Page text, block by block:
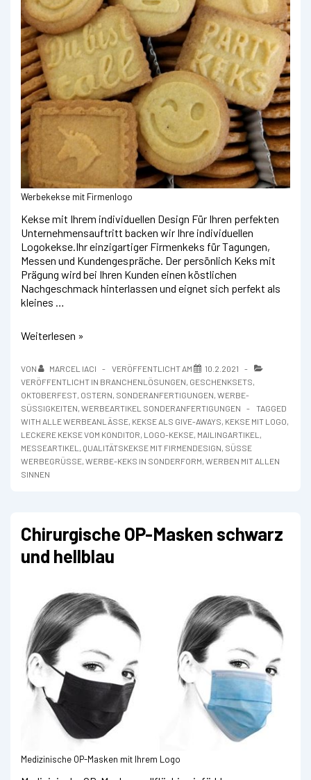
Werbekekse mit Firmenlogo
Kekse mit Ihrem individuellen Design Für Ihren perfekten
Unternehmensauftritt backen wir Ihre individuellen
Logokekse.Ihr einzigartiger Firmenkeks für Tagungen,
Messen und Kundengespräche. Der persönlich Keks mit
Prägung wird bei Ihren Kunden einen köstlichen
Nachgeschmack hinterlassen und eignet sich perfekt als
kleines …
Leckere
Logo
als
Werbeträger
Weiterlesen »
VON MARCEL IACI VERÖFFENTLICHT AM
10.2.2021
VERÖFFENTLICHT IN BRANCHENLÖSUNGEN GESCHENKSETS
OKTOBERFEST OSTERN SONDERANFERTIGUNGEN WERBE-
SÜSSIGKEITEN
WERBEARTIKEL SONDERANFERTIGUNGEN
TAGGED
WITH ALLE WERBEANLÄSSE KEKSE ALS GIVE-AWAYS KEKSE MIT LOGO
LECKERE KEKSE VOM KONDITOR LOGO-KEKSE MAILINGARTIKEL
MESSEARTIKEL
QUALITÄTSKEKSE MIT FIRMENDESIGN SÜSSE W
ERBEGRÜSSE
WERBE-KEKS IN SONDERFORM WERBEN MIT ALLEN
SINNEN
Chirurgische OP-Masken schwarz
und hellblau
Medizinische OP-Masken mit Ihrem Logo